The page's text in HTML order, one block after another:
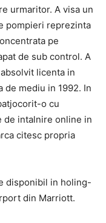
urmaritor. A visa un
pompieri reprezinta
pe
de sub control. A
licenta in
mediu in 1992. In
o cu
de intalnire online in
citesc propria
disponibil in holing-
din Marriott.